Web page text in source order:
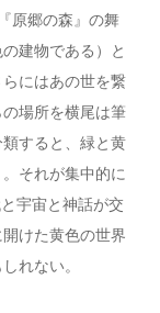
原郷の森』の舞
建物である）と
にはあの世を繋
場所を横尾は筆
すると、緑と黄
それが集中的に
宇宙と神話が交
けた黄色の世界
れない。